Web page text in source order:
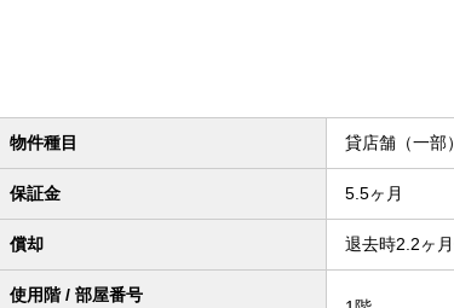
物件種目 貸店舗（一部）
保証金 5.5ヶ月
償却 退去時2.2ヶ
使用階 / 部屋番号